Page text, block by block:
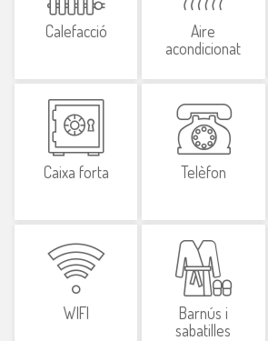
Calefacció
Aire
acondicionat
Caixa forta Telèfon
WIFI
Barnús i
sabatilles